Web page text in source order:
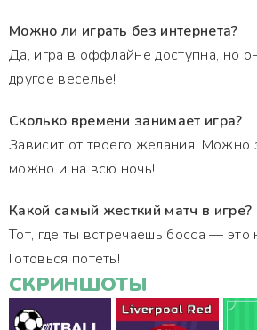
Можно ли играть без интернета?
Да, игра в оффлайне доступна, но
другое веселье!
Сколько времени занимает игра?
Зависит от твоего желания. Можно
можно и на всю ночь!
Какой самый жесткий матч в игре?
Тот, где ты встречаешь босса — это
Готовься потеть!
СКРИНШОТЫ